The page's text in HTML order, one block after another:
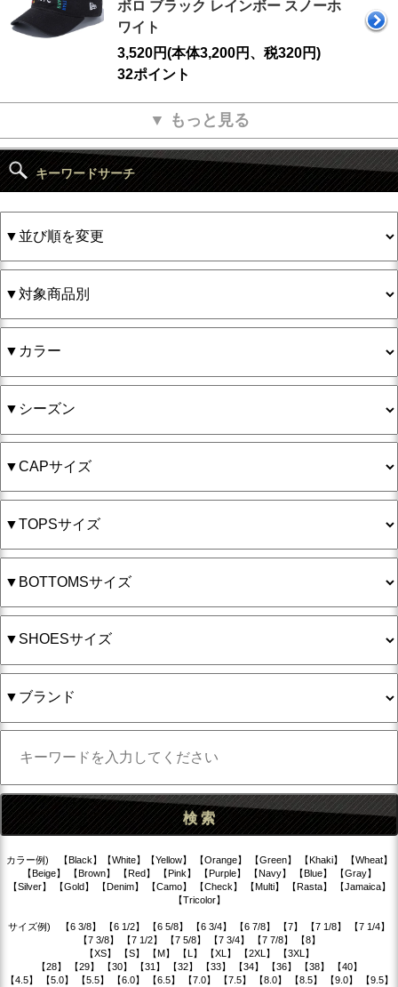
ボロ ブラック レインボー スノーホ
ワイト
3,520円(本体3,200円、税320円)
32ポイント
▼ もっと見る
キーワードサーチ
カラー例) 【Black】【White】【Yellow】 【Orange】 【Green】 【Khaki】 【Wheat】
【Beige】 【Brown】 【Red】 【Pink】 【Purple】 【Navy】 【Blue】 【Gray】
【Silver】 【Gold】 【Denim】 【Camo】 【Check】 【Multi】 【Rasta】 【Jamaica】
【Tricolor】
サイズ例) 【6 3/8】 【6 1/2】 【6 5/8】 【6 3/4】 【6 7/8】 【7】 【7 1/8】 【7 1/4】
【7 3/8】 【7 1/2】 【7 5/8】 【7 3/4】 【7 7/8】 【8】
【XS】 【S】 【M】 【L】 【XL】 【2XL】 【3XL】
【28】 【29】 【30】 【31】 【32】 【33】 【34】 【36】 【38】 【40】
【4.5】 【5.0】 【5.5】 【6.0】 【6.5】 【7.0】 【7.5】 【8.0】 【8.5】 【9.0】 【9.5】